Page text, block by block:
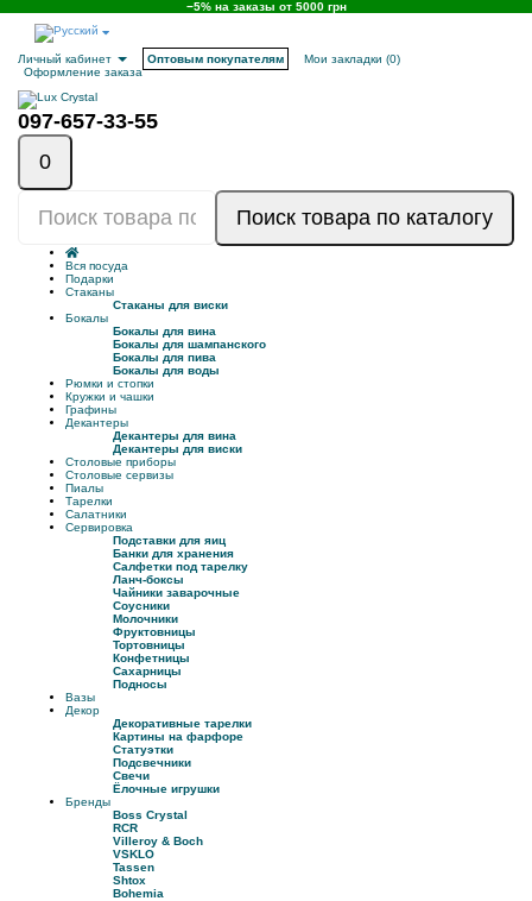
−5% на заказы от 5000 грн
Личный кабинет Оптовым покупателям
Мои закладки (0)
Оформление заказа
097-657-33-55
0
Поиск товара по каталогу
Вся посуда
Подарки
Стаканы
Стаканы для виски
Бокалы
Бокалы для вина
Бокалы для шампанского
Бокалы для пива
Бокалы для воды
Рюмки и стопки
Кружки и чашки
Графины
Декантеры
Декантеры для вина
Декантеры для виски
Столовые приборы
Столовые сервизы
Пиалы
Тарелки
Салатники
Сервировка
Подставки для яиц
Банки для хранения
Салфетки под тарелку
Ланч-боксы
Чайники заварочные
Соусники
Молочники
Фруктовницы
Тортовницы
Конфетницы
Сахарницы
Подносы
Вазы
Декор
Декоративные тарелки
Картины на фарфоре
Статуэтки
Подсвечники
Свечи
Ёлочные игрушки
Бренды
Boss Crystal
RCR
Villeroy & Boch
VSKLO
Tassen
Shtox
Bohemia